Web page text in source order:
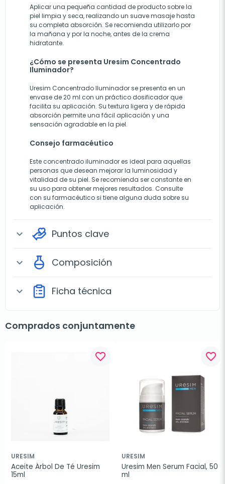
Aplicar una pequeña cantidad de producto sobre la
piel limpia y seca, realizando un suave masaje hasta
su completa absorción. Se recomienda utilizarlo por
la mañana y por la noche, antes de la crema
hidratante.
¿Cómo se presenta Uresim Concentrado
Iluminador?
Uresim Concentrado Iluminador se presenta en un
envase de 20 ml con un práctico dosificador que
facilita su aplicación. Su textura ligera y de rápida
absorción permite una fácil aplicación y una
sensación agradable en la piel.
Consejo farmacéutico
Este concentrado iluminador es ideal para aquellas
personas que desean mejorar la luminosidad y
vitalidad de su piel. Se recomienda ser constante en
su uso para obtener mejores resultados. Consulte
con su farmacéutico si tiene alguna duda sobre su
aplicación.
expand_more Puntos clave
expand_more Composición
expand_more Ficha técnica
Comprados conjuntamente
favorite_border
URESIM
Aceite Árbol De Té Uresim
15ml
favorite_border
URESIM
Uresim Men Serum Facial, 50
ml